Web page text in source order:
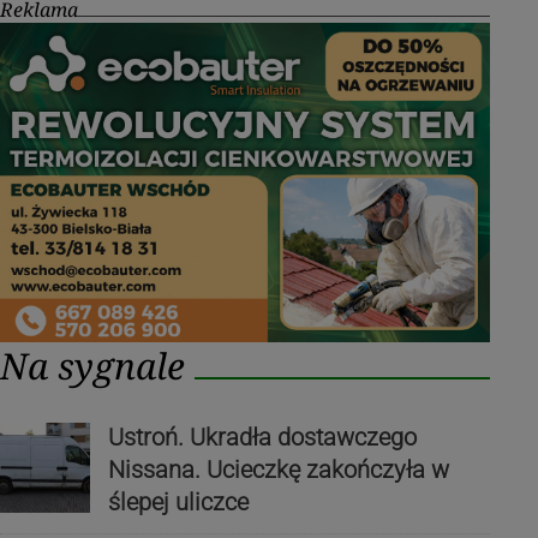
Reklama
Na sygnale
Ustroń. Ukradła dostawczego
Nissana. Ucieczkę zakończyła w
ślepej uliczce